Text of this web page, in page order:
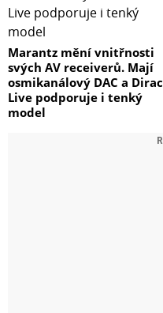
Marantz mění vnitřnosti
svých AV receiverů. Mají
osmikanálový DAC a Dirac
Live podporuje i tenký
model